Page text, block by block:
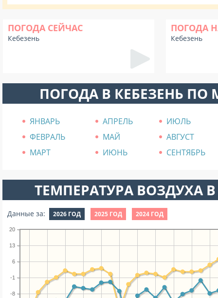
ПОГОДА СЕЙЧАС
Кебезень
ПОГОДА
Кебезень
ПОГОДА В КЕБЕЗЕНЬ ПО
ЯНВАРЬ АПРЕЛЬ
ИЮЛЬ
ФЕВРАЛЬ
МАЙ
АВГУСТ
МАРТ
ИЮНЬ СЕНТЯБРЬ
ТЕМПЕРАТУРА ВОЗДУХА В
Данные за: 2026 ГОД 2025 ГОД 2024 ГОД
-8
-1
6
13
20